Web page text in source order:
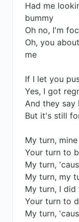
Had me
bummy
Oh no, I'm
Oh, you
me
If I let you
Yes, I got
And they
But it's still
My turn,
Your turn to
My turn,
My turn, my
My turn, I did
Your turn to
My turn,